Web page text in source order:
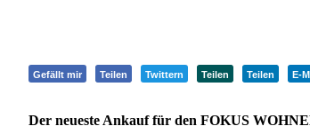
Gefällt mir Teilen Twittern Teilen Teilen E-
Der neueste Ankauf für den FOKUS